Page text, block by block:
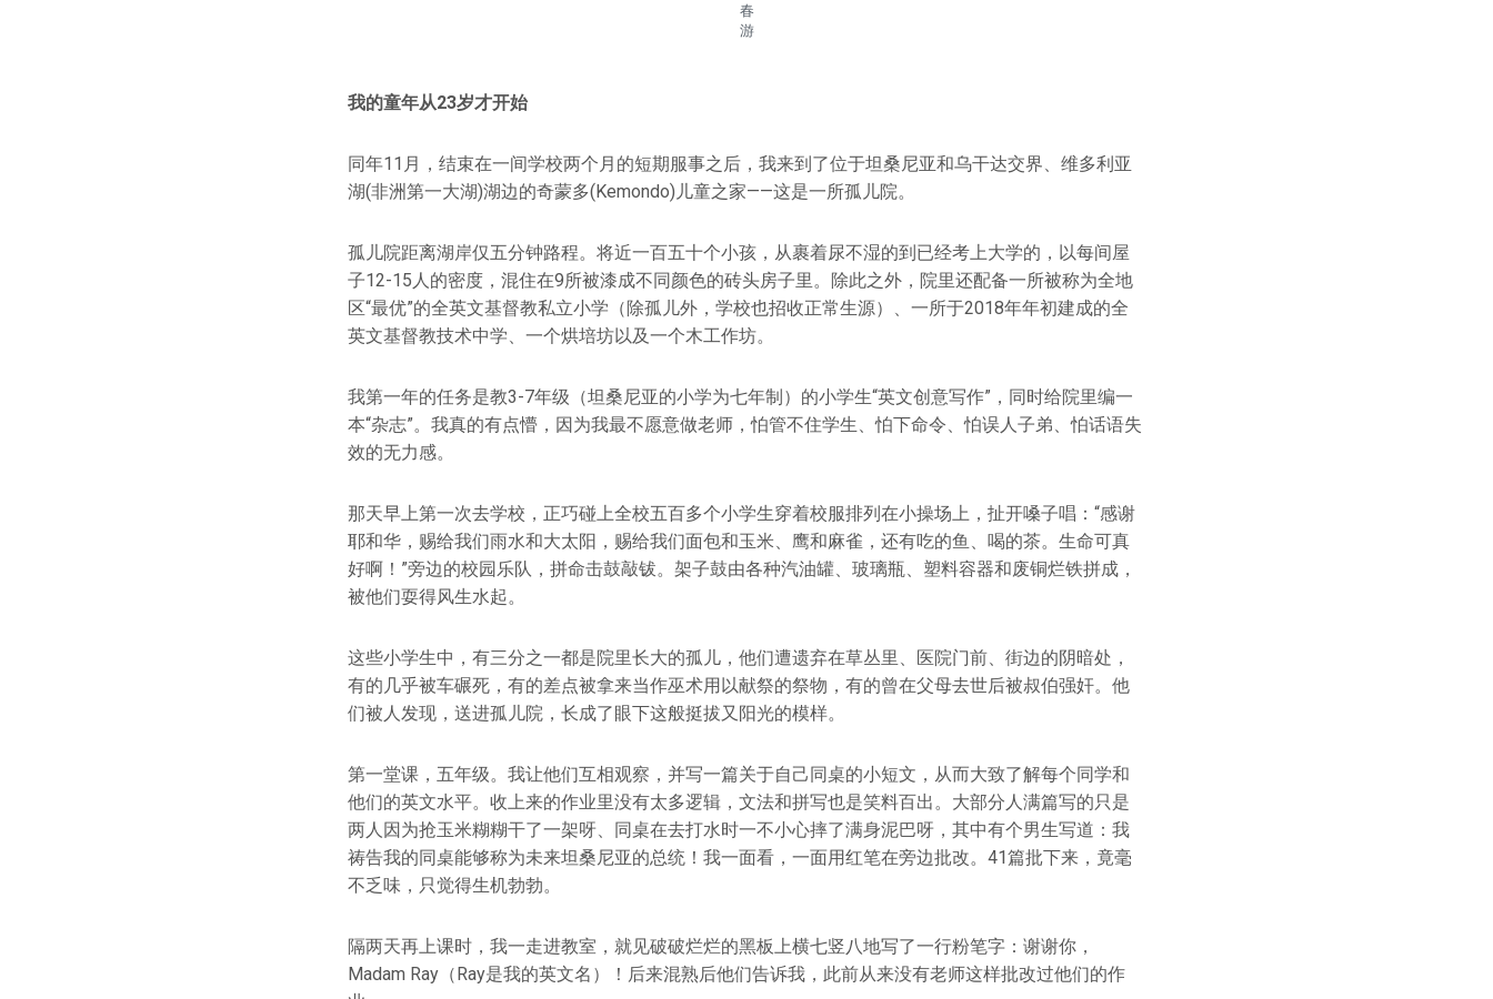
春
游
我的童年从23岁才开始
同年11月，结束在一间学校两个月的短期服事之后，我来到了位于坦桑尼亚和乌干达交界、维多利亚
湖(非洲第一大湖)湖边的奇蒙多(Kemondo)儿童之家——这是一所孤儿院。
孤儿院距离湖岸仅五分钟路程。将近一百五十个小孩，从裹着尿不湿的到已经考上大学的，以每间屋
子12-15人的密度，混住在9所被漆成不同颜色的砖头房子里。除此之外，院里还配备一所被称为全地
区“最优”的全英文基督教私立小学（除孤儿外，学校也招收正常生源）、一所于2018年年初建成的全
英文基督教技术中学、一个烘培坊以及一个木工作坊。
我第一年的任务是教3-7年级（坦桑尼亚的小学为七年制）的小学生“英文创意写作”，同时给院里编一
本“杂志”。我真的有点懵，因为我最不愿意做老师，怕管不住学生、怕下命令、怕误人子弟、怕话语失
效的无力感。
那天早上第一次去学校，正巧碰上全校五百多个小学生穿着校服排列在小操场上，扯开嗓子唱：“感谢
耶和华，赐给我们雨水和大太阳，赐给我们面包和玉米、鹰和麻雀，还有吃的鱼、喝的茶。生命可真
好啊！”旁边的校园乐队，拼命击鼓敲钹。架子鼓由各种汽油罐、玻璃瓶、塑料容器和废铜烂铁拼成，
被他们耍得风生水起。
这些小学生中，有三分之一都是院里长大的孤儿，他们遭遗弃在草丛里、医院门前、街边的阴暗处，
有的几乎被车碾死，有的差点被拿来当作巫术用以献祭的祭物，有的曾在父母去世后被叔伯强奸。他
们被人发现，送进孤儿院，长成了眼下这般挺拔又阳光的模样。
第一堂课，五年级。我让他们互相观察，并写一篇关于自己同桌的小短文，从而大致了解每个同学和
他们的英文水平。收上来的作业里没有太多逻辑，文法和拼写也是笑料百出。大部分人满篇写的只是
两人因为抢玉米糊糊干了一架呀、同桌在去打水时一不小心摔了满身泥巴呀，其中有个男生写道：我
祷告我的同桌能够称为未来坦桑尼亚的总统！我一面看，一面用红笔在旁边批改。41篇批下来，竟毫
不乏味，只觉得生机勃勃。
隔两天再上课时，我一走进教室，就见破破烂烂的黑板上横七竖八地写了一行粉笔字：谢谢你，
Madam Ray（Ray是我的英文名）！后来混熟后他们告诉我，此前从来没有老师这样批改过他们的作